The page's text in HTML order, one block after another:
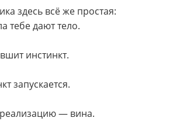
здесь всё же простая:
тебе дают тело.
инстинкт.
запускается.
— вина.